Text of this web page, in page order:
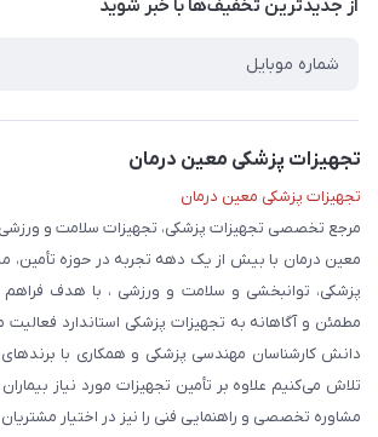
حریم خصوصی
از جدید‌ترین تخفیف‌ها با‌ خبر شوید
تجهیزات پزشکی معین درمان
تجهیزات پزشکی معین درمان
مرجع تخصصی تجهیزات پزشکی، تجهیزات سلامت و ورزشی
معین درمان با بیش از یک دهه تجربه در حوزه تأمین،
پزشکی، توانبخشی و سلامت و ورزشی ، با هدف
مطمئن و آگاهانه به تجهیزات پزشکی استاندارد فعالیت
دانش کارشناسان مهندسی پزشکی و همکاری با برندهای
تلاش می‌کنیم علاوه بر تأمین تجهیزات مورد نیاز
مشاوره تخصصی و راهنمایی فنی را نیز در اختیار